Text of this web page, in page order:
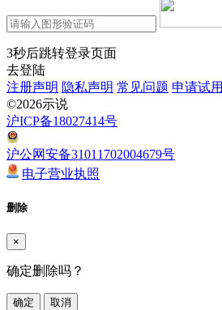
3秒后跳转登录页面
去登陆
注册声明 隐私声明 常见问题 申请试用
©2026示说
沪ICP备18027414号
沪公网安备31011702004679号
电子营业执照
删除
×
确定删除吗？
确定 取消